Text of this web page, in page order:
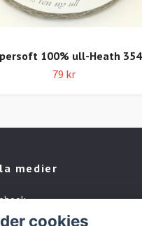
100% ull-Heath 354
79 kr
medier
cookies